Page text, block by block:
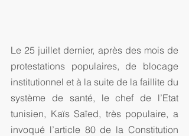
Le 25 juillet dernier, après des mois de
protestations populaires, de blocage
institutionnel et à la suite de la faillite du
système de santé, le chef de l’Etat
tunisien, Kaïs Saïed, très populaire, a
invoqué l’article 80 de la Constitution